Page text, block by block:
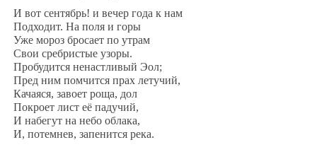
И вот сентябрь! и вечер года к нам
‎Подходит. На поля и горы
Уже мороз бросает по утрам
‎Свои сребристые узоры.
Пробудится ненастливый Эол;
‎Пред ним помчится прах летучий,
Качаяся, завоет роща, дол
‎Покроет лист её падучий,
И набегут на небо облака,
И, потемнев, запенится река.